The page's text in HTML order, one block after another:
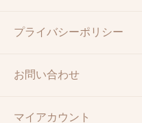
プライバシーポリシー
お問い合わせ
マイアカウント